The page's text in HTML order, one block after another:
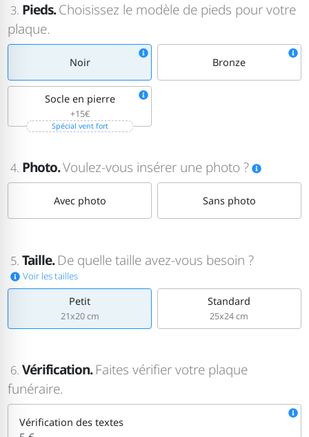
3. Pieds.Choisissez le modèle de pieds pour votre
plaque.
Noir Bronze
Socle en pierre
+15€
Spécial vent fort
4. Photo.Voulez-vous insérer une photo ?
Avec photo Sans photo
5. Taille. De quelle taille avez-vous besoin ?
Voir les tailles
Petit
21x20 cm
Standard
25x24 cm
6. Vérification. Faites vérifier votre plaque
funéraire.
Vérification des textes